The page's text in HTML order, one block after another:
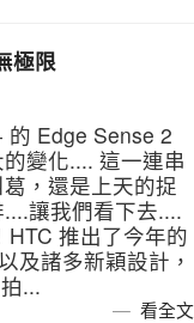
極限
的 Edge Sense 2
變化.... 這一連串
，還是上天的捉
讓我們看下去....
推出了今年的
及諸多新穎設計，
...
看全文